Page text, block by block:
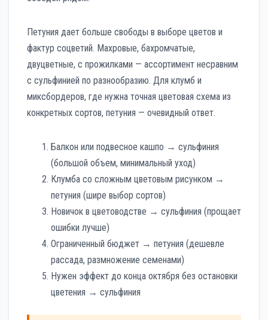
Петуния дает больше свободы в выборе цветов и
фактур соцветий. Махровые, бахромчатые,
двуцветные, с прожилками — ассортимент несравним
с сульфинией по разнообразию. Для клумб и
миксбордеров, где нужна точная цветовая схема из
конкретных сортов, петуния — очевидный ответ.
Балкон или подвесное кашпо → сульфиния
(большой объем, минимальный уход)
Клумба со сложным цветовым рисунком →
петуния (шире выбор сортов)
Новичок в цветоводстве → сульфиния (прощает
ошибки лучше)
Ограниченный бюджет → петуния (дешевле
рассада, размножение семенами)
Нужен эффект до конца октября без остановки
цветения → сульфиния